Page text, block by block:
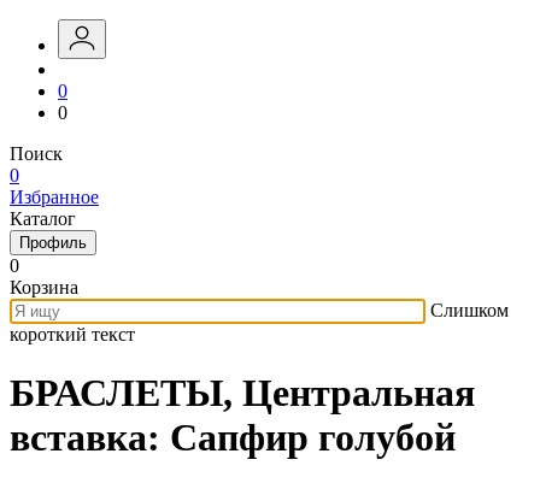
0
0
Поиск
0
Избранное
Каталог
Профиль
0
Корзина
Слишком
короткий текст
БРАСЛЕТЫ, Центральная
вставка: Сапфир голубой